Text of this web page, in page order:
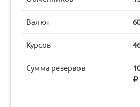
Валют
Курсов
Сумма резервов